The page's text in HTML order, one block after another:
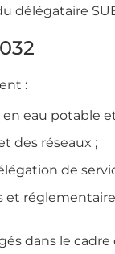
délégataire
:
eau potable
des réseaux ;
de
et
dans le